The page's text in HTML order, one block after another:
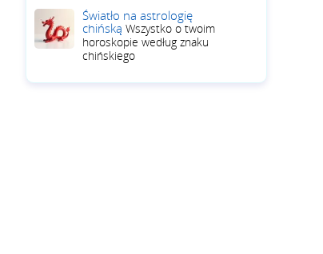
Światło na astrologię
chińską Wszystko o twoim
horoskopie według znaku
chińskiego